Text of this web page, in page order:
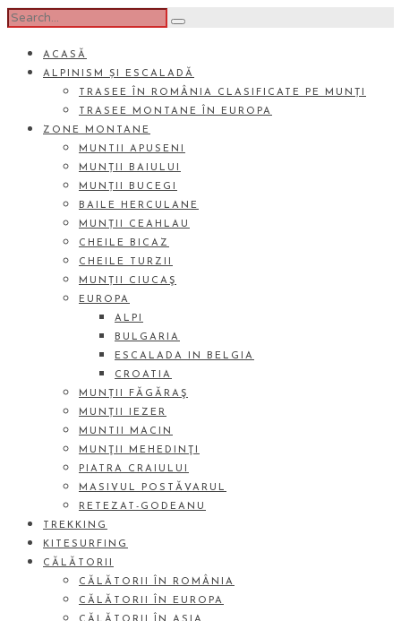
ACASĂ
ALPINISM ȘI ESCALADĂ
TRASEE ÎN ROMÂNIA CLASIFICATE PE MUNȚI
TRASEE MONTANE ÎN EUROPA
ZONE MONTANE
MUNTII APUSENI
MUNȚII BAIULUI
MUNȚII BUCEGI
BAILE HERCULANE
MUNȚII CEAHLAU
CHEILE BICAZ
CHEILE TURZII
MUNȚII CIUCAŞ
EUROPA
ALPI
BULGARIA
ESCALADA IN BELGIA
CROATIA
MUNȚII FĂGĂRAŞ
MUNȚII IEZER
MUNTII MACIN
MUNŢII MEHEDINŢI
PIATRA CRAIULUI
MASIVUL POSTĂVARUL
RETEZAT-GODEANU
TREKKING
KITESURFING
CĂLĂTORII
CĂLĂTORII ÎN ROMÂNIA
CĂLĂTORII ÎN EUROPA